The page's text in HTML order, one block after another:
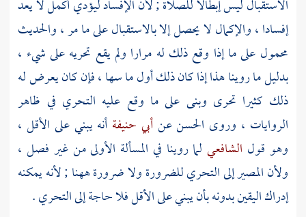
الاستقبال ليس إبطالا للصلاة ; لأن الإفساد ليؤدي أكمل لا يعد
إفسادا ، والإكمال لا يحصل إلا بالاستقبال على ما مر ، والحديث
محمول على ما إذا وقع ذلك له مرارا ولم يقع تحريه على شيء ،
بدليل ما روينا هذا إذا كان ذلك أول ما سها ، فإن كان يعرض له
ذلك كثيرا تحرى وبنى على ما وقع عليه التحري في ظاهر
الروايات ، وروى الحسنعنأبي حنيفة أنه يبني على الأقل ،
وهو قول الشافعي لما روينا في المسألة الأولى من غير فصل ،
ولأن المصير إلى التحري للضرورة ولا ضرورة ههنا ; لأنه يمكنه
إدراك اليقين بدونه بأن يبني على الأقل فلا حاجة إلى التحري .